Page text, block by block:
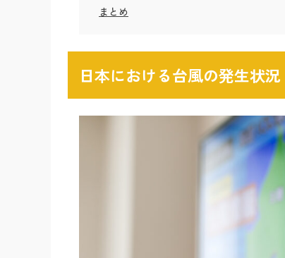
まとめ
日本における台風の発生状況